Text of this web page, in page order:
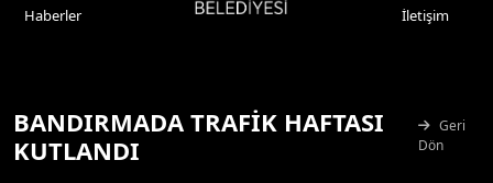
Haberler İletişim
BANDIRMADA TRAFİK HAFTASI
KUTLANDI
Geri
Dön